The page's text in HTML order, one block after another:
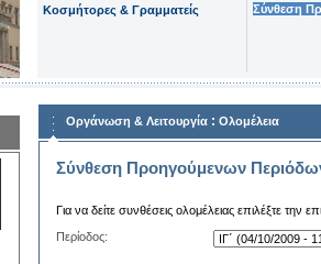
Κοσμήτορες & Γραμματείς Σύνθεση
Οργάνωση & Λειτουργία : Ολομέλεια
Σύνθεση Προηγούμενων
Για να δείτε συνθέσεις ολομέλειας επιλέξτε την
Περίοδος: